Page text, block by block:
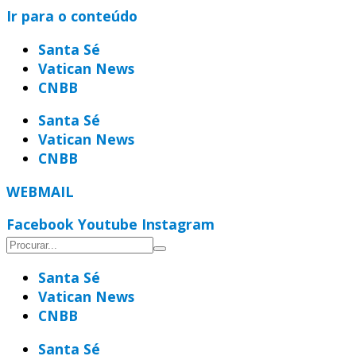
Ir para o conteúdo
Santa Sé
Vatican News
CNBB
Santa Sé
Vatican News
CNBB
WEBMAIL
Facebook Youtube Instagram
Santa Sé
Vatican News
CNBB
Santa Sé